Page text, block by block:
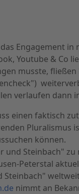
Engagement
Youtube & Co
musste,
verlaufen
einen faktisch
Pluralismus
können.
und Steinbach"
Peterstal
nimmt an